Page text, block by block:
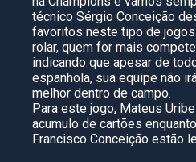
técnico Sérgio Conceição
favoritos neste tipo de
rolar, quem for mais
indicando que apesar de
espanhola, sua equipe não
melhor dentro de campo.
Para este jogo, Mateus
acumulo de cartões
Francisco Conceição estão